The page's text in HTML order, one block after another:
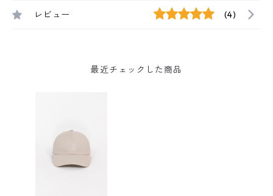
レビュー (4)
最近チェックした商品